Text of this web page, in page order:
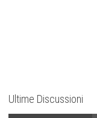
Ultime Discussioni